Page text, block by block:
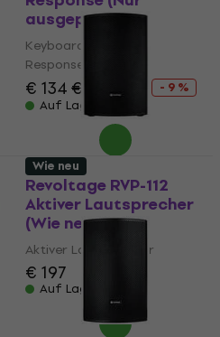
ausgepackt)
Keyboard mit Touch
Response
€ 134€ 147,51
- 9 %
Auf Lager
Revoltage RVP-112
Aktiver Lautsprecher
(Wie neu)
Aktiver Lautsprecher
€ 197
Auf Lager
Wie neu